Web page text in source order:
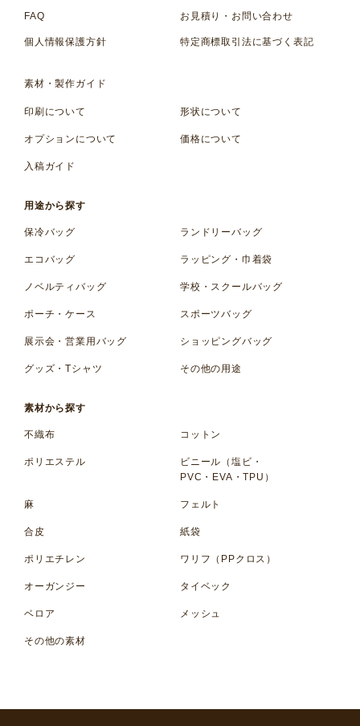
FAQ お見積り・お問い合わせ
個人情報保護方針 特定商標取引法に基づく表記
素材・製作ガイド
印刷について 形状について
オプションについて 価格について
入稿ガイド
用途から探す
保冷バッグ ランドリーバッグ
エコバッグ ラッピング・巾着袋
ノベルティバッグ 学校・スクールバッグ
ポーチ・ケース スポーツバッグ
展示会・営業用バッグ ショッピングバッグ
グッズ・Tシャツ その他の用途
素材から探す
不織布 コットン
ポリエステル
ビニール（塩ビ・
PVC・EVA・TPU）
麻 フェルト
合皮 紙袋
ポリエチレン ワリフ（PPクロス）
オーガンジー タイベック
ベロア メッシュ
その他の素材